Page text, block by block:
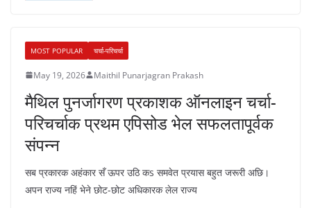
MOST POPULAR चर्चा-परिचर्चा
May 19, 2026 Maithil Punarjagran Prakash
मैथिल पुनर्जागरण प्रकाशक ऑनलाइन चर्चा-
परिचर्चाक प्रथम एपिसोड भेल सफलतापूर्वक
संपन्न
सब प्रकारक अहंकार सँ ऊपर उठि कs समवेत प्रयास बहुत जरूरी अछि।
अपन राज्य नहिं भेने छोट-छोट अधिकारक लेल राज्य